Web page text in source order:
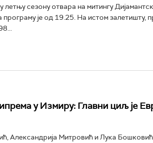
летњу сезону отвара на митингу
програму је од 19.25. На истом залетишту,
у Измиру: Главни циљ је
Александрија Митровић и Лука